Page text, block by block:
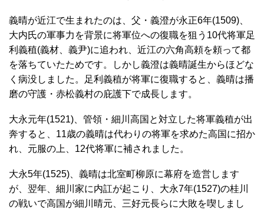
義晴が近江で生まれたのは、父・義澄が永正6年(1509)、
大内氏の軍事力を背景に将軍位への復職を狙う10代将軍足
利義稙(義材、義尹)に追われ、近江の六角高頼を頼って都
を落ちていたためです。しかし義澄は義晴誕生からほどな
く病没しました。足利義稙が将軍に復職すると、義晴は播
磨の守護・赤松義村の庇護下で成長します。
大永元年(1521)、管領・細川高国と対立した将軍義稙が出
奔すると、11歳の義晴は代わりの将軍を求めた高国に招か
れ、元服の上、12代将軍に補されました。
大永5年(1525)、義晴は北室町柳原に幕府を造営します
が、翌年、細川家に内訌が起こり、大永7年(1527)の桂川
の戦いで高国が細川晴元、三好元長らに大敗を喫しまし